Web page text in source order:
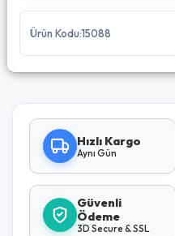
Ürün Kodu:15088
Hızlı Kargo
Aynı Gün
Güvenli
Ödeme
3D Secure & SSL